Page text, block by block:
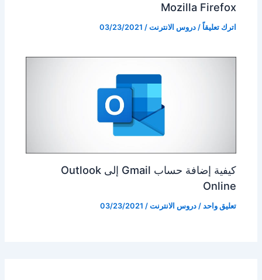
Mozilla Firefox
اترك تعليقاً /دروس الانترنت /
03/23/2021
كيفية إضافة حساب Gmail إلى Outlook
Online
تعليق واحد /دروس الانترنت /
03/23/2021